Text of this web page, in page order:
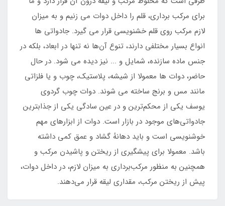
برای مرکب برداری، قلم را داخل دوات می زنیم و به میزان
لازم مرکب روی قلم خشنویسی قرار می گیرد. جادواتی ها
انواع بسیار مختلفی دارند، تنوع آن‌ها نه تنها در ابعاد، بلکه در
جنس ماده سازنده، شمایل و ... نیز دیده می شود. در حال
حاضر، دوات ها معمولا از شیشه، پلاستیک، چوب و یا فلزاتی
مانند مس و برنج ساخته می شوند. دوات چوب گردوی
یوسف یکی از محکم‌ترین و در عین سادگی یکی از جذابترین
جادواتی‌های موجود در بازار است. دوات از ابزارهای مهم
خوشنویسی است و باید دهانهٔ گشاد و عمق کمی داشته
باشد. معمولا برای پیشگیری از ریختن و پاشیدن مرکب و
همچنین به منظور مرکب‌برداری به میزان لازم، در داخل دوات،
پیش از ریختن مرکب، مقداری لیقه قرار می‌دهند.